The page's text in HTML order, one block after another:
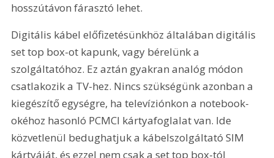
hosszútávon fárasztó lehet.
Digitális kábel előfizetésünkhöz általában digitális
set top box-ot kapunk, vagy bérelünk a
szolgáltatóhoz. Ez aztán gyakran analóg módon
csatlakozik a TV-hez. Nincs szükségünk azonban a
kiegészítő egységre, ha televíziónkon a notebook-
okéhoz hasonló PCMCI kártyafoglalat van. Ide
közvetlenül bedughatjuk a kábelszolgáltató SIM
kártyáját, és ezzel nem csak a set top box-tól